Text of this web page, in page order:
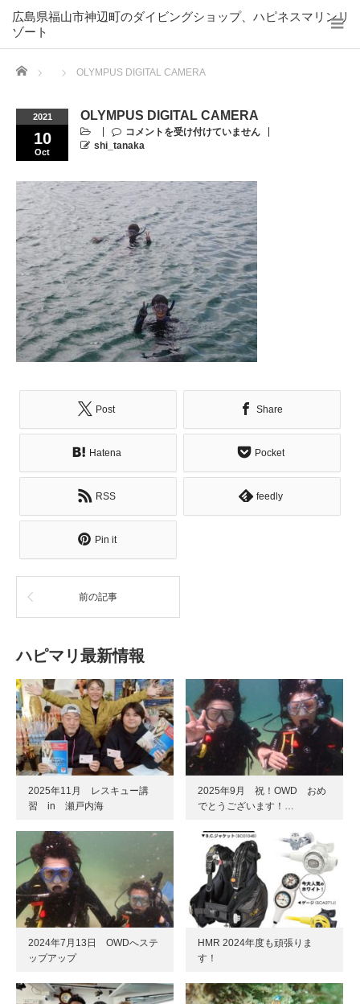
広島県福山市神辺町のダイビングショップ、ハピネスマリンリ
ゾート
Home OLYMPUS DIGITAL CAMERA
2021
10
Oct
OLYMPUS DIGITAL CAMERA
コメントを受け付けていません
shi_tanaka
Post Share
Hatena Pocket
RSS feedly
Pin it
前の記事
ハピマリ最新情報
2025年11月 レスキュー講
習 in 瀬戸内海
2025年9月 祝！OWD おめ
でとうございます！…
2024年7月13日 OWDへステ
ップアップ
HMR 2024年度も頑張りま
す！